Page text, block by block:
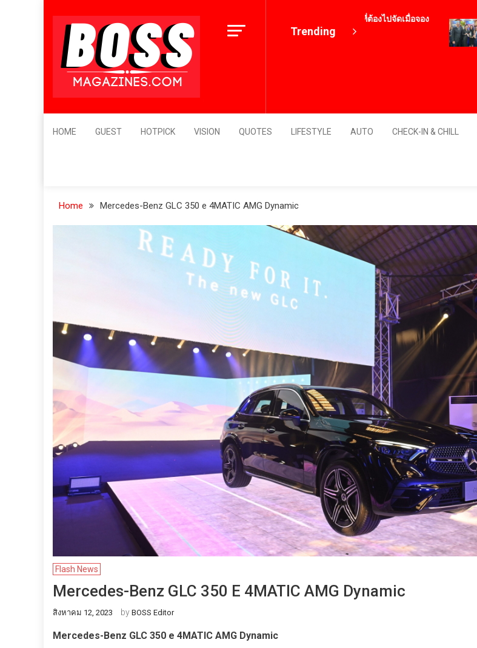
content
BossMagazinesThailand
Leader's Vision
Trending
12 เมนูอาหารเกาหลี ที่ต้องไปจัดเมื่อจอง
ตั๋วเครื่องบินไปเกาหลี
HOME GUEST HOTPICK VISION QUOTES LIFESTYLE AUTO CHECK-IN & CHILL
Home Mercedes-Benz GLC 350 e 4MATIC AMG Dynamic
Flash News
Mercedes-Benz GLC 350 E 4MATIC AMG Dynamic
สิงหาคม 12, 2023 by BOSS Editor
Mercedes-Benz GLC 350 e 4MATIC AMG Dynamic